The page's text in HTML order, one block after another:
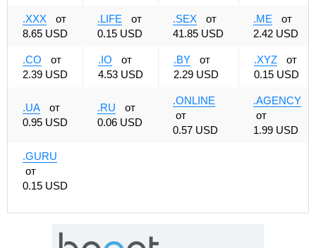
.XXX
от
8.65 USD
.LIFE
от
0.15 USD
.SEX
от
41.85 USD
.ME
от
2.42 USD
.CO
от
2.39 USD
.IO
от
4.53 USD
.BY
от
2.29 USD
.XYZ
от
0.15 USD
.UA
от
0.95 USD
.RU
от
0.06 USD
.ONLINE
от
0.57 USD
.AGENCY
от
1.99 USD
.GURU
от
0.15 USD